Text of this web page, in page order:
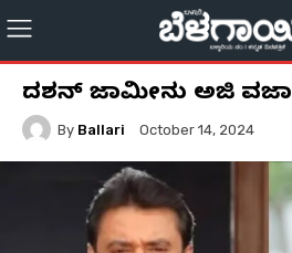
ದರ್ಶನ್​ ಜಾಮೀನು ಅರ್ಜಿ ವಜಾ
By Ballari October 14, 2024